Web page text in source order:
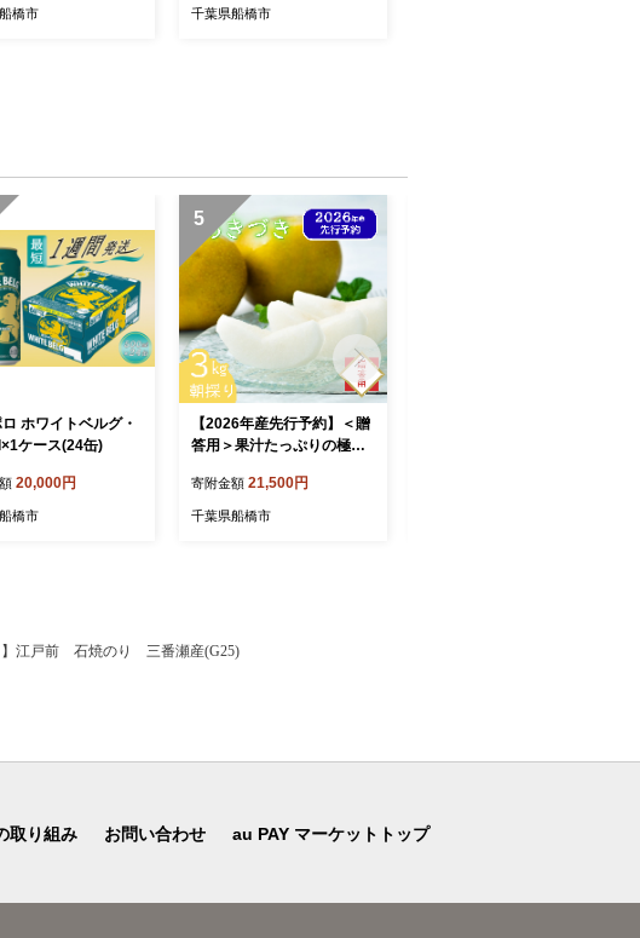
橋市 千葉県船橋市
ホワイトベルグ・
ケース(24缶)
20,000円
橋市
5
【2026年産先行予約】＜贈
答用＞果汁たっぷりの極上
玉 千葉県 船橋市産
寄附金額 21,500円
千葉県船橋市
】江戸前 石焼のり 三番瀬産(G25)
取り組み お問い合わせ au PAY マーケットトップ